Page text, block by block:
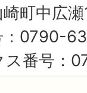
町中広
：0790-
ス番号：